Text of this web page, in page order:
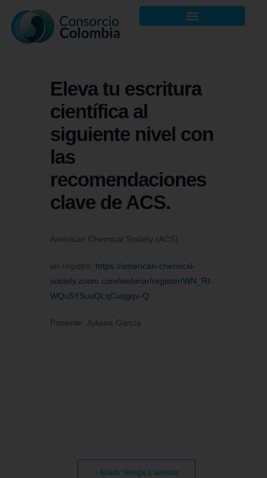
Eleva tu escritura
científica al
siguiente nivel con
las
recomendaciones
clave de ACS.
American Chemical Society (ACS)
url registro: https://american-chemical-
society.zoom.com/webinar/register/WN_Rt-
WQu5YSuuQLqCuqgqv-Q
Ponente: Juliana García
+ Añadir Google Calendar